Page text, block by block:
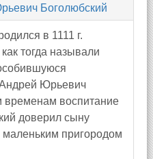
Боголюбский
в 1111 г.
тогда называли
Андрей Юрьевич
временам воспитание
доверил сыну
пригородом